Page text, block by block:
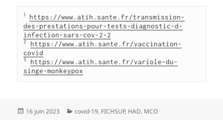
1 https://www.atih.sante.fr/transmission-
des-prestations-pour-tests-diagnostic-d-
infection-sars-cov-2-2
2
https://www.atih.sante.fr/vaccination-
covid
3
https://www.atih.sante.fr/variole-du-
singe-monkeypox
Publié
16 juin 2023 Catégories
covid-19, FICHSUP, HAD, MCO